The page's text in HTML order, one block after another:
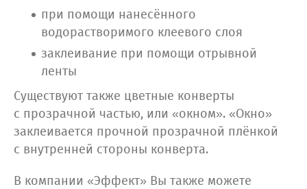
при помощи нанесённого
водорастворимого клеевого слоя
заклеивание при помощи отрывной
ленты
Существуют также цветные конверты
с прозрачной частью, или «окном». «Окно»
заклеивается прочной прозрачной плёнкой
с внутренней стороны конверта.
В компании «Эффект» Вы также можете